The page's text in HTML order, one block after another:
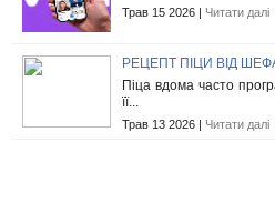
Трав 15 2026 | Читати далі
РЕЦЕПТ ПІЦИ ВІД
Піца вдома часто
її...
Трав 13 2026 | Читати далі